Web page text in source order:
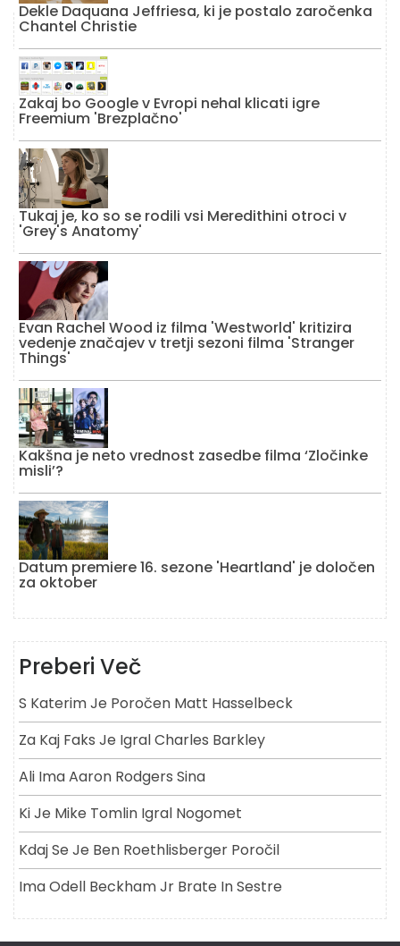
Dekle Daquana Jeffriesa, ki je postalo zaročenka
Chantel Christie
Zakaj bo Google v Evropi nehal klicati igre
Freemium 'Brezplačno'
Tukaj je, ko so se rodili vsi Meredithini otroci v
'Grey's Anatomy'
Evan Rachel Wood iz filma 'Westworld' kritizira
vedenje značajev v tretji sezoni filma 'Stranger
Things'
Kakšna je neto vrednost zasedbe filma ‘Zločinke
misli’?
Datum premiere 16. sezone 'Heartland' je določen
za oktober
Preberi Več
S Katerim Je Poročen Matt Hasselbeck
Za Kaj Faks Je Igral Charles Barkley
Ali Ima Aaron Rodgers Sina
Ki Je Mike Tomlin Igral Nogomet
Kdaj Se Je Ben Roethlisberger Poročil
Ima Odell Beckham Jr Brate In Sestre